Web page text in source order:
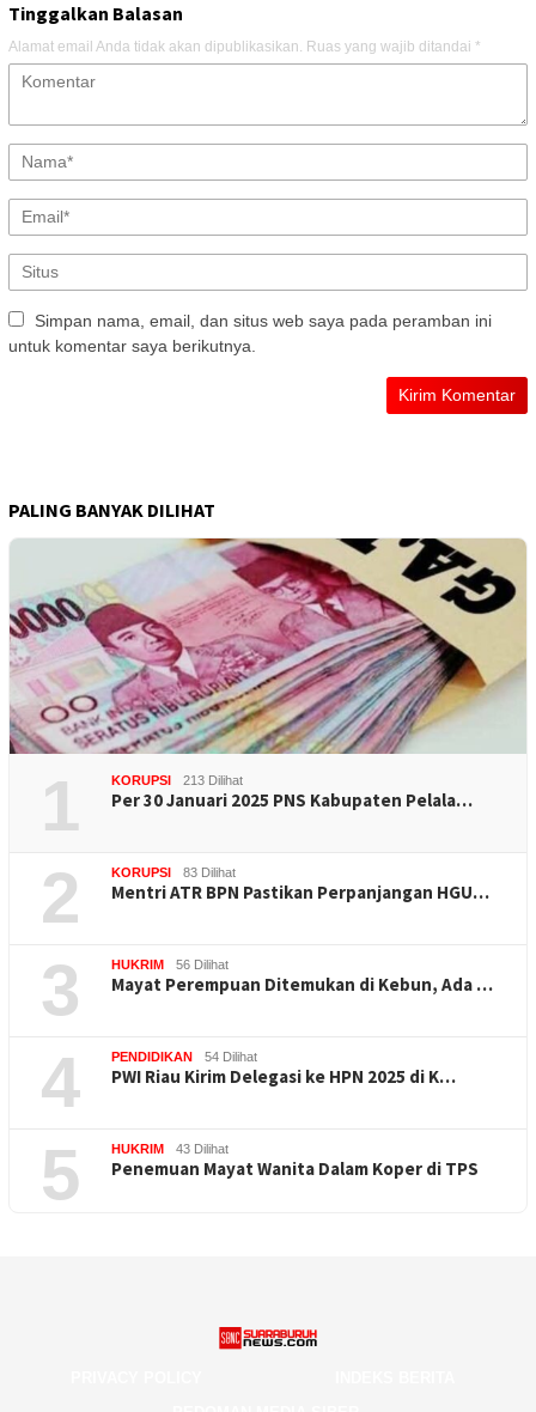
Tinggalkan Balasan
Alamat email Anda tidak akan dipublikasikan. Ruas yang wajib ditandai *
Simpan nama, email, dan situs web saya pada peramban ini
untuk komentar saya berikutnya.
PALING BANYAK DILIHAT
1 KORUPSI 213 Dilihat
Per 30 Januari 2025 PNS Kabupaten Pelala…
2 KORUPSI 83 Dilihat
Mentri ATR BPN Pastikan Perpanjangan HGU…
3 HUKRIM 56 Dilihat
Mayat Perempuan Ditemukan di Kebun, Ada …
4 PENDIDIKAN 54 Dilihat
PWI Riau Kirim Delegasi ke HPN 2025 di K…
5 HUKRIM 43 Dilihat
Penemuan Mayat Wanita Dalam Koper di TPS